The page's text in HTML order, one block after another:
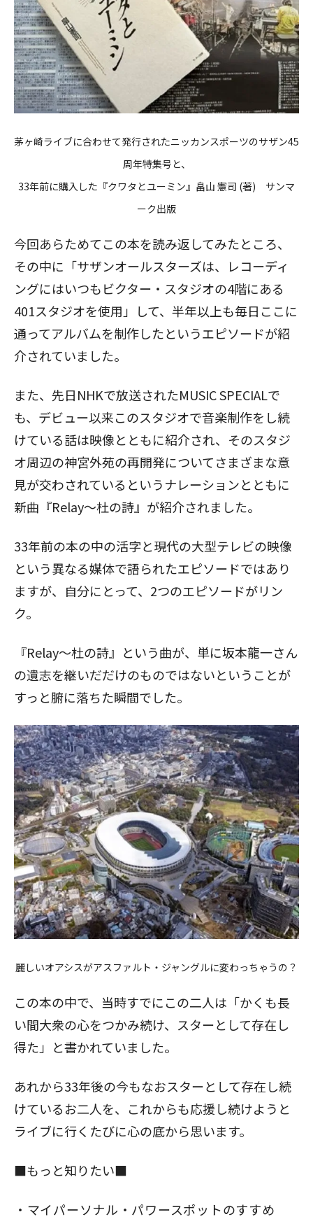
茅ヶ崎ライブに合わせて発行されたニッカンスポーツのサザン45
周年特集号と、
33年前に購入した『クワタとユーミン』畠山 憲司 (著) サンマ
ーク出版
今回あらためてこの本を読み返してみたところ、
その中に「サザンオールスターズは、レコーディ
ングにはいつもビクター・スタジオの4階にある
401スタジオを使用」して、半年以上も毎日ここに
通ってアルバムを制作したというエピソードが紹
介されていました。
また、先日NHKで放送されたMUSIC SPECIALで
も、デビュー以来このスタジオで音楽制作をし続
けている話は映像とともに紹介され、そのスタジ
オ周辺の神宮外苑の再開発についてさまざまな意
見が交わされているというナレーションとともに
新曲『Relay～杜の詩』が紹介されました。
33年前の本の中の活字と現代の大型テレビの映像
という異なる媒体で語られたエピソードではあり
ますが、自分にとって、2つのエピソードがリン
ク。
『Relay～杜の詩』という曲が、単に坂本龍一さん
の遺志を継いだだけのものではないということが
すっと腑に落ちた瞬間でした。
麗しいオアシスがアスファルト・ジャングルに変わっちゃうの？
この本の中で、当時すでにこの二人は「かくも長
い間大衆の心をつかみ続け、スターとして存在し
得た」と書かれていました。
あれから33年後の今もなおスターとして存在し続
けているお二人を、これからも応援し続けようと
ライブに行くたびに心の底から思います。
■もっと知りたい■
マイパーソナル・パワースポットのすすめ
閉じる